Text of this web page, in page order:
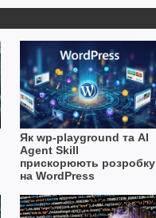
Як wp-playground та AI
Agent Skill
прискорюють розробку
на WordPress